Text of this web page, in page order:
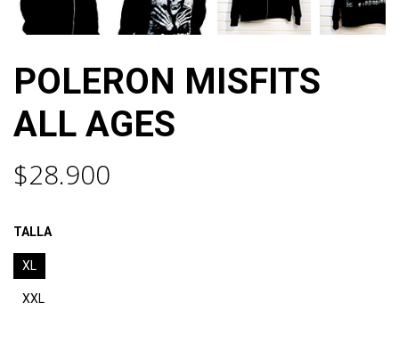
POLERON MISFITS
ALL AGES
$28.900
TALLA
XL
XXL